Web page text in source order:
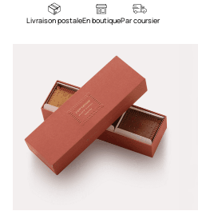
Livraison postaleEn boutiquePar coursier